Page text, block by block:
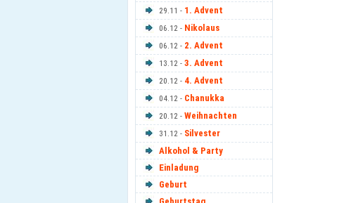
29.11 - 1. Advent
06.12 - Nikolaus
06.12 - 2. Advent
13.12 - 3. Advent
20.12 - 4. Advent
04.12 - Chanukka
20.12 - Weihnachten
31.12 - Silvester
Alkohol & Party
Einladung
Geburt